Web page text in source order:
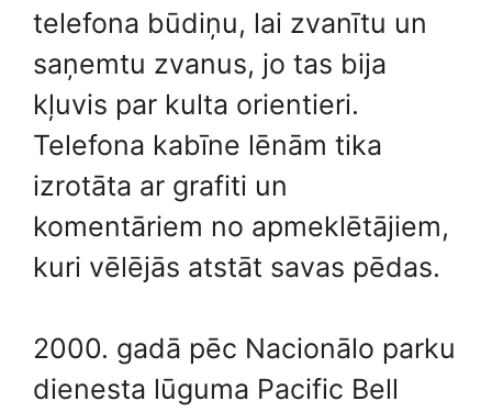
telefona būdiņu, lai zvanītu un
saņemtu zvanus, jo tas bija
kļuvis par kulta orientieri.
Telefona kabīne lēnām tika
izrotāta ar grafiti un
komentāriem no apmeklētājiem,
kuri vēlējās atstāt savas pēdas.
2000. gadā pēc Nacionālo parku
dienesta lūguma Pacific Bell